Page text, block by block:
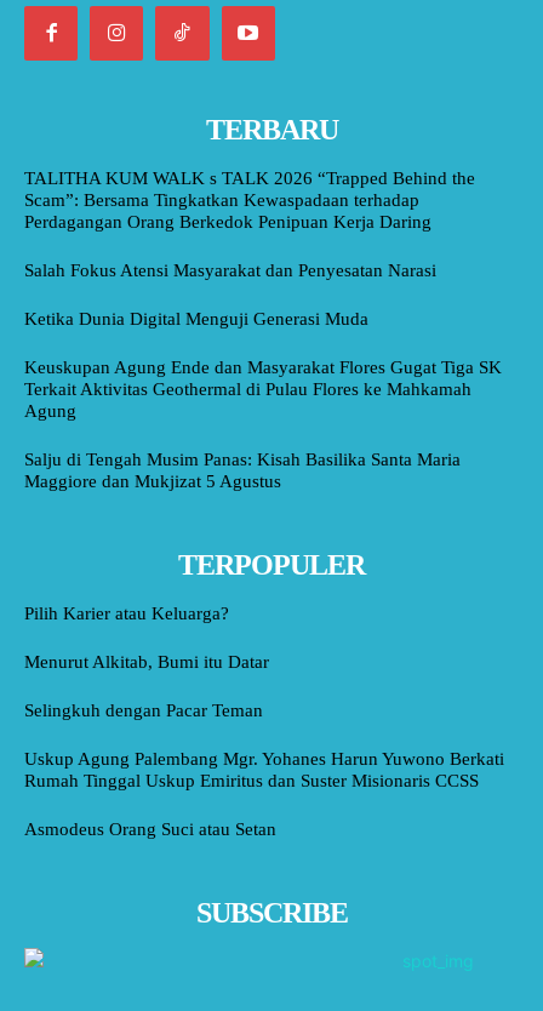
TERBARU
TALITHA KUM WALK s TALK 2026 “Trapped Behind the
Scam”: Bersama Tingkatkan Kewaspadaan terhadap
Perdagangan Orang Berkedok Penipuan Kerja Daring
Salah Fokus Atensi Masyarakat dan Penyesatan Narasi
Ketika Dunia Digital Menguji Generasi Muda
Keuskupan Agung Ende dan Masyarakat Flores Gugat Tiga SK
Terkait Aktivitas Geothermal di Pulau Flores ke Mahkamah
Agung
Salju di Tengah Musim Panas: Kisah Basilika Santa Maria
Maggiore dan Mukjizat 5 Agustus
TERPOPULER
Pilih Karier atau Keluarga?
Menurut Alkitab, Bumi itu Datar
Selingkuh dengan Pacar Teman
Uskup Agung Palembang Mgr. Yohanes Harun Yuwono Berkati
Rumah Tinggal Uskup Emiritus dan Suster Misionaris CCSS
Asmodeus Orang Suci atau Setan
SUBSCRIBE